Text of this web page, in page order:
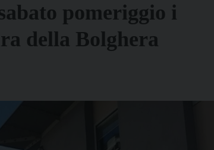
pomeriggio i
della Bolghera